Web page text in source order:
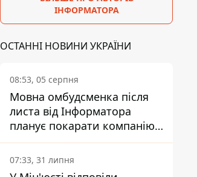
ІНФОРМАТОРА
ОСТАННІ НОВИНИ УКРАЇНИ
08:53, 05 серпня
Мовна омбудсменка після
листа від Інформатора
планує покарати компанію-
підрядника ПриватБанку
07:33, 31 липня